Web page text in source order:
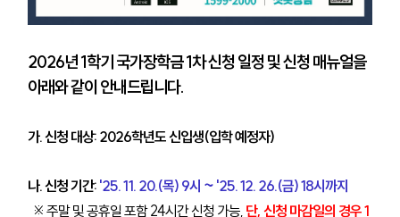
2026년 1학기 국가장학금 1차 신청 일정 및 신청 매뉴얼을
아래와 같이 안내드립니다.
가. 신청 대상: 2026학년도 신입생(입학 예정자)
나. 신청 기간: '25. 11. 20.(목) 9시 ~ '25. 12. 26.(금) 18시까지
※ 주말 및 공휴일 포함 24시간 신청 가능, 단, 신청 마감일의 경우 1